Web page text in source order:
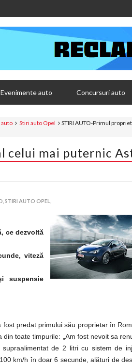
Evenimente auto Concursuri auto
auto Stiri auto Opel
STIRI AUTO-Primul
celui mai puternic
STIRI AUTO OPEL,
ce dezvoltă
viteză
suspensie
predat primului său proprietar în
toate timpurile: „Am fost nevoit sa
de 2 litri cu sistem de
km/h în doar 6 secunde, alături de